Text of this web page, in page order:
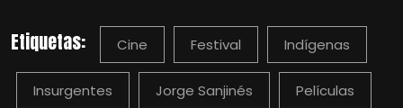
Etiquetas: Cine Festival Indígenas
Insurgentes Jorge Sanjinés Películas